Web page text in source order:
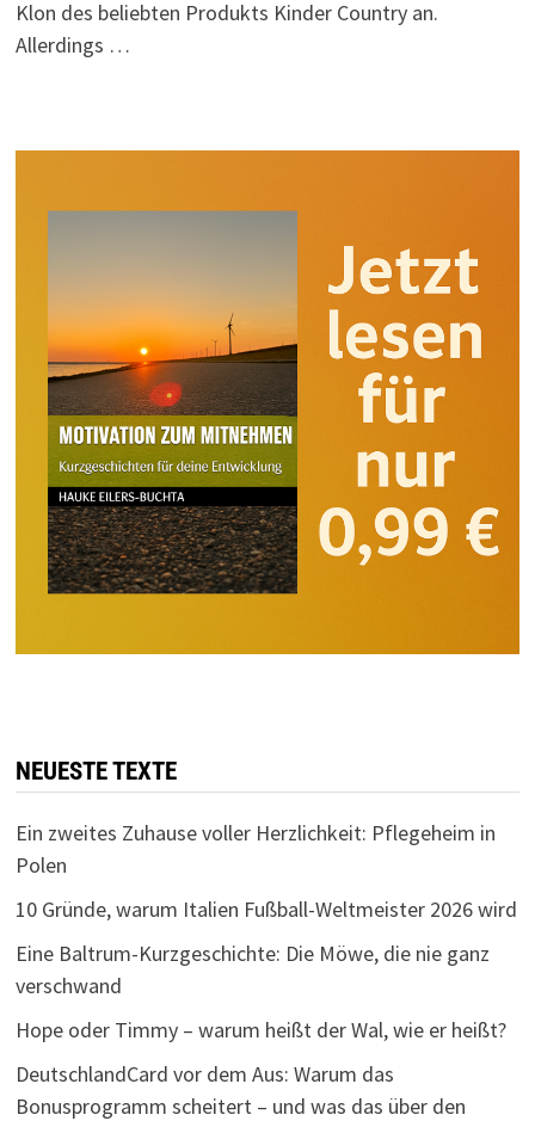
Klon des beliebten Produkts Kinder Country an.
Allerdings …
NEUESTE TEXTE
Ein zweites Zuhause voller Herzlichkeit: Pflegeheim in
Polen
10 Gründe, warum Italien Fußball-Weltmeister 2026 wird
Eine Baltrum-Kurzgeschichte: Die Möwe, die nie ganz
verschwand
Hope oder Timmy – warum heißt der Wal, wie er heißt?
DeutschlandCard vor dem Aus: Warum das
Bonusprogramm scheitert – und was das über den